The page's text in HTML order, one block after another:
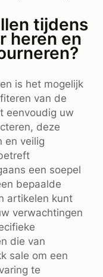
tijdens
heren en
is het mogelijk
van de
eenvoudig uw
deze
en veilig
een soepel
bepaalde
artikelen kunt
verwachtingen
die van
sale om een
te